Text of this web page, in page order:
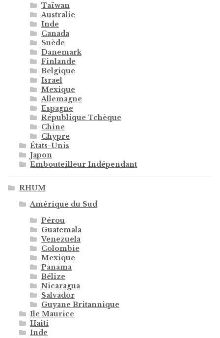
Taïwan
Australie
Inde
Canada
Suède
Danemark
Finlande
Belgique
Israel
Mexique
Allemagne
Espagne
République Tchèque
Chine
Chypre
États-Unis
Japon
Embouteilleur Indépendant
RHUM
Amérique du Sud
Pérou
Guatemala
Venezuela
Colombie
Mexique
Panama
Bélize
Nicaragua
Salvador
Guyane Britannique
Ile Maurice
Haiti
Inde